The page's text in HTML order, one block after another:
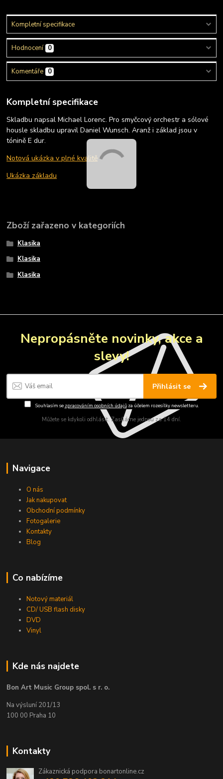
Kompletní specifikace
Hodnocení 0
Komentáře 0
Kompletní specifikace
Skladbu napsal Michael Lorenc. Pro smyčcový orchestr a sólové
housle skladbu upravil Daniel Wunsch. Aranž i základ jsou v
tónině E dur.
Notová ukázka v plné kvalitě
Ukázka základu
Zboží zařazeno v kategoriích
Klasika
Klasika
Klasika
Nepropásněte novinky, akce a
slevy!
Přihlásit se
Souhlasím se zpracováním osobních údajůza účelem rozesílky newsletteru.
Můžete se kdykoli odhlásit. Zasíláme jednou za 14 dní.
Navigace
O nás
Jak nakupovat
Obchodní podmínky
Fotogalerie
Kontakty
Blog
Co nabízíme
Notový materiál
CD/ USB flash disky
DVD
Vinyl
Kde nás najdete
Bon Art Music Group spol. s r. o.
Na výsluní 201/13
100 00 Praha 10
Kontakty
Zákaznická podpora bonartonline.cz